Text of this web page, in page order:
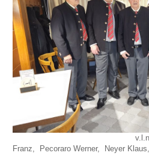
v.l.n.r.: Peer
Franz, Pecoraro Werner, Neyer